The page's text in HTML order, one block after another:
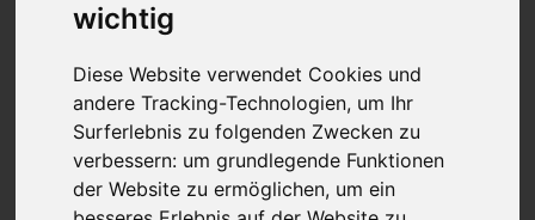
wichtig
Diese Website verwendet Cookies und
andere Tracking-Technologien, um Ihr
Surferlebnis zu folgenden Zwecken zu
verbessern: um grundlegende Funktionen
der Website zu ermöglichen, um ein
RADIAL-VAKUUMPUMPEN
Radial-Vakuumpumpen und Radialverdichter sind für
hohe Fördermengen ausgelegt. Der Volumenstrom
kann durch den am Motor integrierten
Frequenzumrichter exakt an die Kundenanforderungen
angepasst werden.